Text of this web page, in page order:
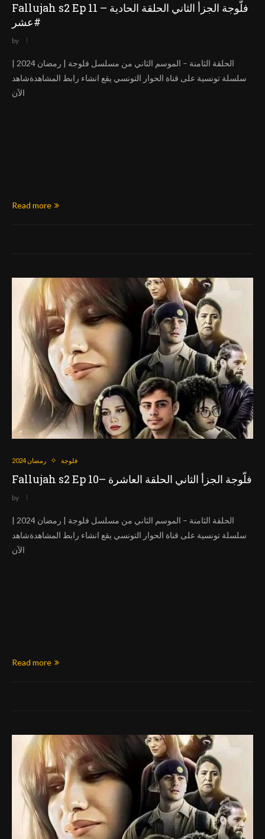
Fallujah s2 Ep 11 – فلّوجة الجزأ الثاني الحلقة الحادية
عشر#
by
الحلقة الثامنة – الموسم الثاني من مسلسل فلوجة | رمضان 2024 |
سلسلة تونسية على قناة الحوار التونسي يقع انشاء رابط المشاهدةشاهد
الآن
Read more
رمضان 2024 فلوجة
Fallujah s2 Ep 10– فلّوجة الجزأ الثاني الحلقة العاشرة
by
الحلقة الثامنة – الموسم الثاني من مسلسل فلوجة | رمضان 2024 |
سلسلة تونسية على قناة الحوار التونسي يقع انشاء رابط المشاهدةشاهد
الآن
Read more